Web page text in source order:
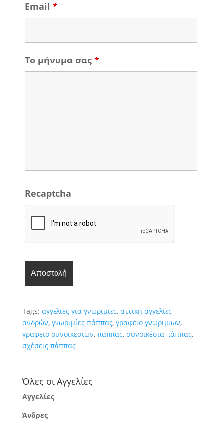
Email *
Το μήνυμα σας *
Recaptcha
Tags: αγγελιες για γνωριμιες, αττική αγγελίες
ανδρών, γνωριμίες πάππας, γραφειο γνωριμιων,
γραφειο συνοικεσιων, πάππας, συνοικέσια πάππας,
σχέσεις πάππας
Όλες οι Αγγελίες
Αγγελίες
Άνδρες